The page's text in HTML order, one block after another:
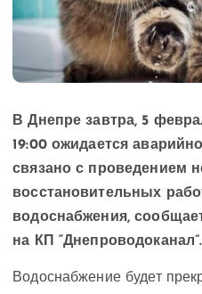
В Днепре завтра, 5
19:00 ожидается
связано с проведением
восстановительных
водоснабжения,
на КП “Днепроводоканал”.
Водоснабжение будет